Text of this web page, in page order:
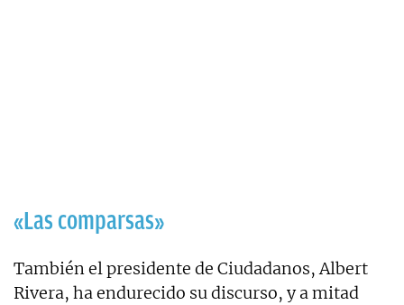
«Las comparsas»
También el presidente de Ciudadanos, Albert
Rivera, ha endurecido su discurso, y a mitad